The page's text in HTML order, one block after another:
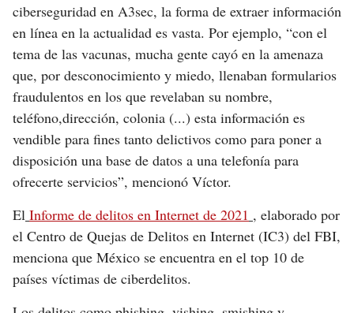
ciberseguridad en A3sec, la forma de extraer información
en línea en la actualidad es vasta. Por ejemplo, “con el
tema de las vacunas, mucha gente cayó en la amenaza
que, por desconocimiento y miedo, llenaban formularios
fraudulentos en los que revelaban su nombre,
teléfono,dirección, colonia (...) esta información es
vendible para fines tanto delictivos como para poner a
disposición una base de datos a una telefonía para
ofrecerte servicios”, mencionó Víctor.
El Informe de delitos en Internet de 2021 , elaborado por
el Centro de Quejas de Delitos en Internet (IC3) del FBI,
menciona que México se encuentra en el top 10 de
países víctimas de ciberdelitos.